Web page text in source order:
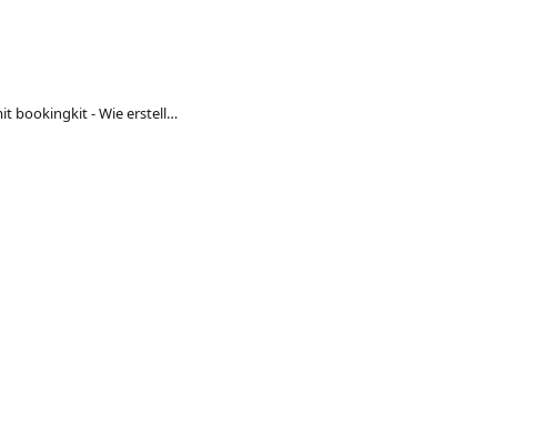
Gutscheinverkauf mit bookingkit - Wie erstelle ich einen Gutscheinshop mit bookingkit?